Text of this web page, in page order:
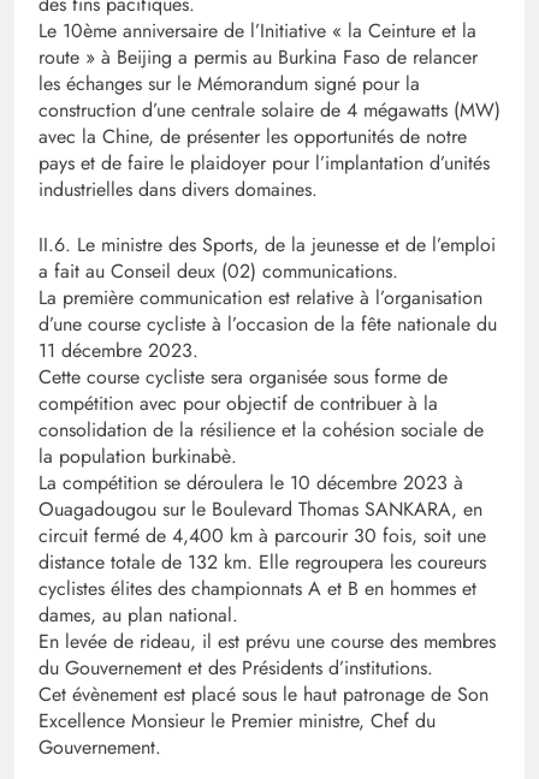
Le 10ème anniversaire de l’Initiative « la Ceinture et la
route » à Beijing a permis au Burkina Faso de relancer
les échanges sur le Mémorandum signé pour la
construction d’une centrale solaire de 4 mégawatts (MW)
avec la Chine, de présenter les opportunités de notre
pays et de faire le plaidoyer pour l’implantation d’unités
industrielles dans divers domaines.
II.6. Le ministre des Sports, de la jeunesse et de l’emploi
a fait au Conseil deux (02) communications.
La première communication est relative à l’organisation
d’une course cycliste à l’occasion de la fête nationale du
11 décembre 2023.
Cette course cycliste sera organisée sous forme de
compétition avec pour objectif de contribuer à la
consolidation de la résilience et la cohésion sociale de
la population burkinabè.
La compétition se déroulera le 10 décembre 2023 à
Ouagadougou sur le Boulevard Thomas SANKARA, en
circuit fermé de 4,400 km à parcourir 30 fois, soit une
distance totale de 132 km. Elle regroupera les coureurs
cyclistes élites des championnats A et B en hommes et
dames, au plan national.
En levée de rideau, il est prévu une course des membres
du Gouvernement et des Présidents d’institutions.
Cet évènement est placé sous le haut patronage de Son
Excellence Monsieur le Premier ministre, Chef du
Gouvernement.